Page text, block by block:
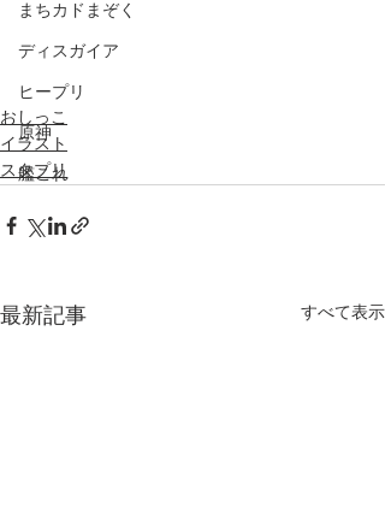
まちカドまぞく
ディスガイア
ヒープリ
原神
艦これ
おしっこ
イラスト
スタプリ
最新記事 すべて表示